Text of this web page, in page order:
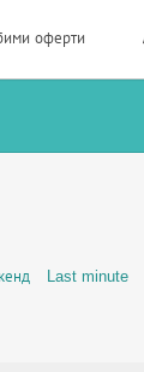
оферти
Last minute